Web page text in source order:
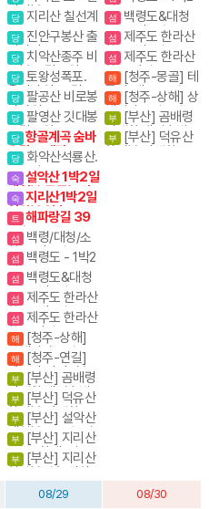
반야봉
당 지리산 칠선계
곡
당 진안구봉산 출
렁다리
당 치악산종주 비
로봉 국립공원 강
원20대명산
당 토왕성폭포.
울산바위. 국립공
원 스탬프
당 팔공산 비로봉
갓바위
당 팔영산 깃대봉
국립공원
당 항골계곡 숨바
우길 트레킹
당 화악산석룡산.
조무락골
숙 설악산 1박2일
대청봉.공룡능선
숙 지리산1박2일
천왕봉 일출
트 해파랑길 39
코스
섬 백령/대청/소
청- 3박4일
섬 백령도 - 1박2
일
섬 백령도&대청
도 - 2박3일
섬 제주도 한라산
항공 1박2일
섬 제주도 한라산
항공 당일
해 [청주-상해]
상해관광 4일 / 상
해+황산 5일
해 [청주-연길]
백두산 서파+북파
3박4일/4박5일
부 [부산] 곰배령
야생화.새벽출발.
야생화의천국
부 [부산] 덕유산
향적봉 야생화
부 [부산] 설악산
대청봉. 공룡능선
부 [부산] 지리산
종주 (화대. 성중)
천왕봉코스
부 [부산] 지리산
천왕봉일출.연하
일
섬 백령도&대청
도 - 2박3일
섬 제주도 한라산
항공 1박2일
섬 제주도 한라산
항공 당일
해 [청주-몽골] 테
를지(게르) 5일
해 [청주-상해] 상
해관광 4일 / 상해
+황산 5일
부 [부산] 곰배령
야생화.새벽출발.
야생화의천국
부 [부산] 덕유산
향적봉 야생화
08/29 08/30